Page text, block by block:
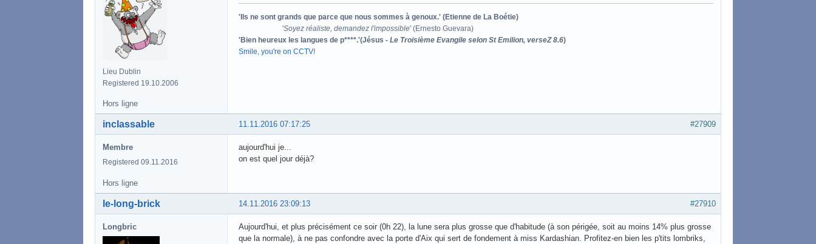
Lieu Dublin
Registered 19.10.2006
'Ils ne sont grands que parce que nous sommes à genoux.' (Etienne de La Boétie)
'Soyez réaliste, demandez l'impossible' (Ernesto Guevara)
'Bien heureux les langues de p****.'(Jésus - Le Troisième Evangile selon St Emilion, verseZ 8.6)
Smile, you're on CCTV!
Hors ligne
#27909
11.11.2016 07:17:25
inclassable
Membre
Registered 09.11.2016
aujourd'hui je...
on est quel jour déjà?
Hors ligne
#27910
14.11.2016 23:09:13
le-long-brick
Longbric
Aujourd'hui, et plus précisément ce soir (0h 22), la lune sera plus grosse que d'habitude (à son périgée, soit au moins 14% plus grosse
que la normale), à ne pas confondre avec la porte d'Aix qui sert de fondement à miss Kardashian. Profitez-en bien les p'tits lombriks,